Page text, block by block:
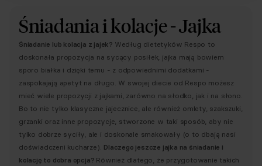
Śniadania i kolacje - Jajka
Śniadanie lub kolacja z jajek? Według dietetyków Respo to
doskonała propozycja na sycący posiłek, jajka mają bowiem
sporo białka i dzięki temu - z odpowiednimi dodatkami -
zaspokajają apetyt na długo. W swojej diecie od Respo możesz
mieć wiele propozycji z jajkami, zarówno na słodko, jak i na słono.
Bo to nie tylko klasyczne jajecznice, ale również omlety, szakszuki,
grzanki oraz inne propozycje, stworzone w taki sposób, aby nie
tylko dobrze syciły, ale i doskonale smakowały (o to dbają nasi
doświadczeni kucharze). Dlaczego jeszcze jajka na śniadanie i
kolację to dobra opcja? Również dlatego, że przygotowanie takich